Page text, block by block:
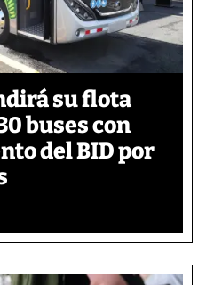
su flota
buses con
del BID por